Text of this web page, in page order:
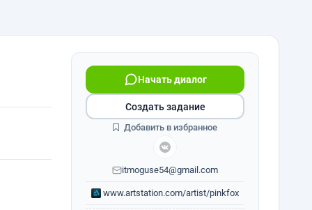
Начать диалог
itmoguse54@gmail.com
www.artstation.com/artist/pinkfox
Создать задание
Добавить в избранное